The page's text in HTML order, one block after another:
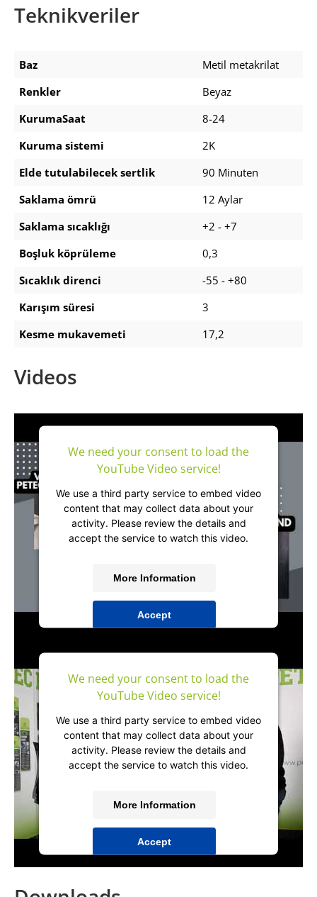
Teknikveriler
Baz
Metil metakrilat
Renkler
Beyaz
KurumaSaat
8-24
Kuruma sistemi
2K
Elde tutulabilecek sertlik
90 Minuten
Saklama ömrü
12 Aylar
Saklama sıcaklığı
+2 - +7
Boşluk köprüleme
0,3
Sıcaklık direnci
-55 - +80
Karışım süresi
3
Kesme mukavemeti
17,2
Videos
We need your consent to load the
YouTube Video service!
We use a third party service to embed video
content that may collect data about your
activity. Please review the details and
accept the service to watch this video.
More Information
Accept
Management Platform&IT-Recht Kanzlei
We need your consent to load the
YouTube Video service!
We use a third party service to embed video
content that may collect data about your
activity. Please review the details and
accept the service to watch this video.
More Information
Accept
powered byUsercentrics Consent